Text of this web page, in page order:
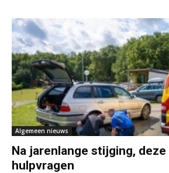
Algemeen nieuws
Na jarenlange stijging,
hulpvragen